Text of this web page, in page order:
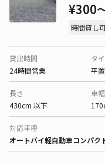
¥300
時間貸し
貸出時間
24時間営業
タ
平
長さ
430cm 以下
車幅
対応車種
オートバイ軽自動車コンパク